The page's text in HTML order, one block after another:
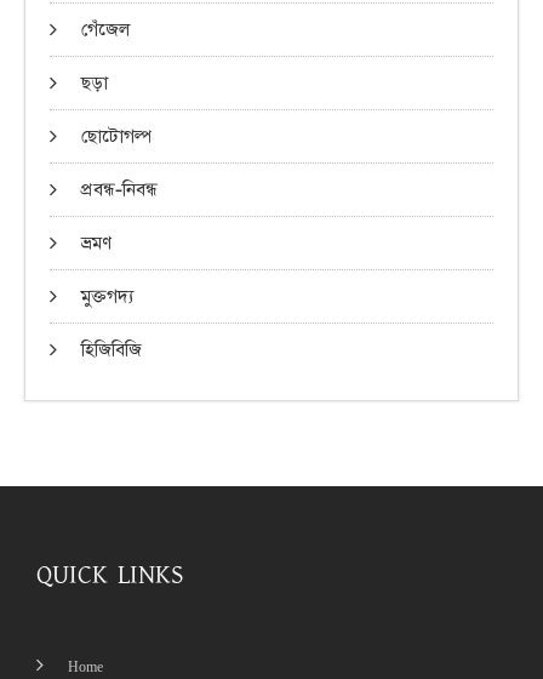
গেঁজেল
ছড়া
ছোটোগল্প
প্রবন্ধ-নিবন্ধ
ভ্রমণ
মুক্তগদ্য
হিজিবিজি
QUICK LINKS
Home